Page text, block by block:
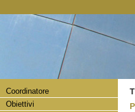
Coordinatore
Obiettivi